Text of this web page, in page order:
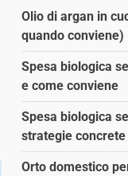
Olio di argan in
quando conviene)
Spesa biologica
e come conviene
Spesa biologica
strategie concrete
Orto domestico